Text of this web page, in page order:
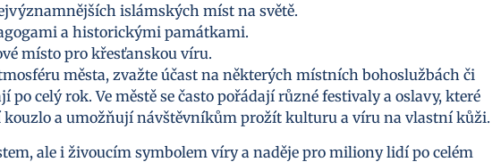
islámských míst na světě.
a historickými památkami.
místo pro křesťanskou víru.
města, zvažte účast na některých místních bohoslužbách či
po celý rok. Ve městě se často pořádají různé festivaly a oslavy, které
kouzlo a umožňují návštěvníkům prožít kulturu a víru na vlastní kůži.
ale i živoucím symbolem víry a naděje pro miliony lidí po celém